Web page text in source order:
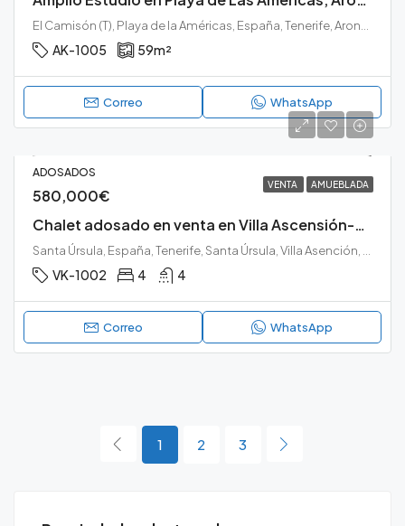
AK-1005 59m²
Correo WhatsApp
VENTA AMUEBLADA
ADOSADOS
580,000€
Chalet adosado en venta en Villa Ascensión-El Perú-Cruz del Señor
VK-1002 4 4
Correo WhatsApp
1 2 3